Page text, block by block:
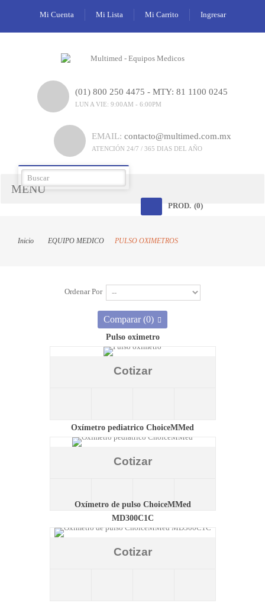
Mi Cuenta Mi Lista Mi Carrito Ingresar
(01) 800 250 4475 - MTY: 81 1100 0245
LUN A VIE: 9:00AM - 6:00PM
EMAIL: contacto@multimed.com.mx
ATENCIÓN 24/7 / 365 DIAS DEL AÑO
PROD. (0)
MENÚ
Inicio EQUIPO MEDICO PULSO OXIMETROS
Ordenar Por
Comparar (0)
Pulso oximetro
Cotizar
Oxímetro pediatrico ChoiceMMed
Cotizar
Oxímetro de pulso ChoiceMMed
MD300C1C
Cotizar